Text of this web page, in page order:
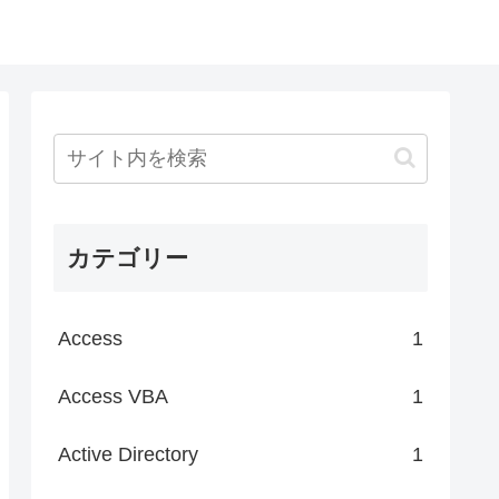
カテゴリー
Access 1
Access VBA 1
Active Directory 1